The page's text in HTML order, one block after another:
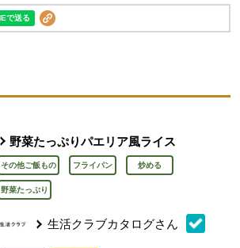
野菜たっぷりパエリア風ライス
その他ご飯もの フライパン 炒める
野菜たっぷり
生活クラブカタログさん